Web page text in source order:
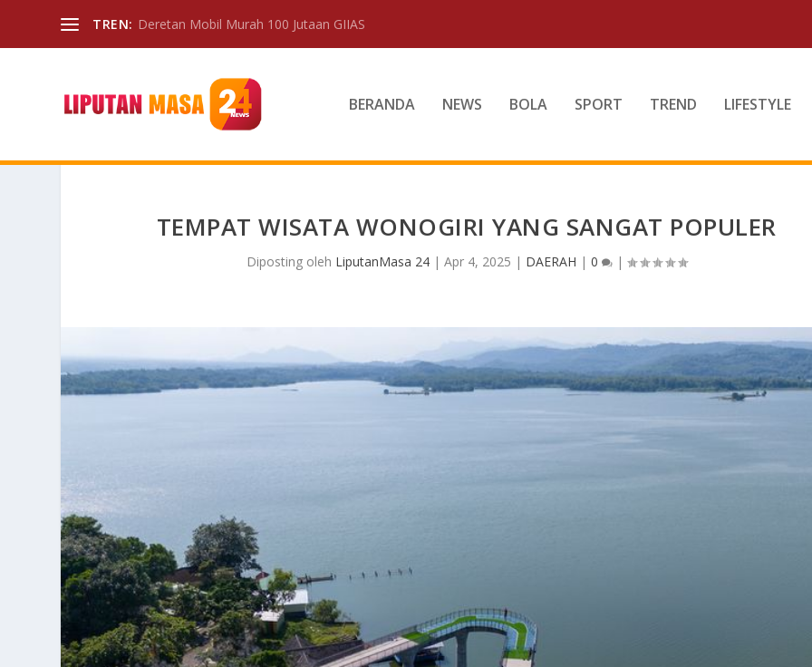
TREN: Deretan Mobil Murah 100 Jutaan GIIAS
BERANDA NEWS BOLA SPORT TREND LIFESTYLE
TEMPAT WISATA WONOGIRI YANG SANGAT POPULER
Diposting oleh LiputanMasa 24| Apr 4, 2025 | DAERAH | 0 |